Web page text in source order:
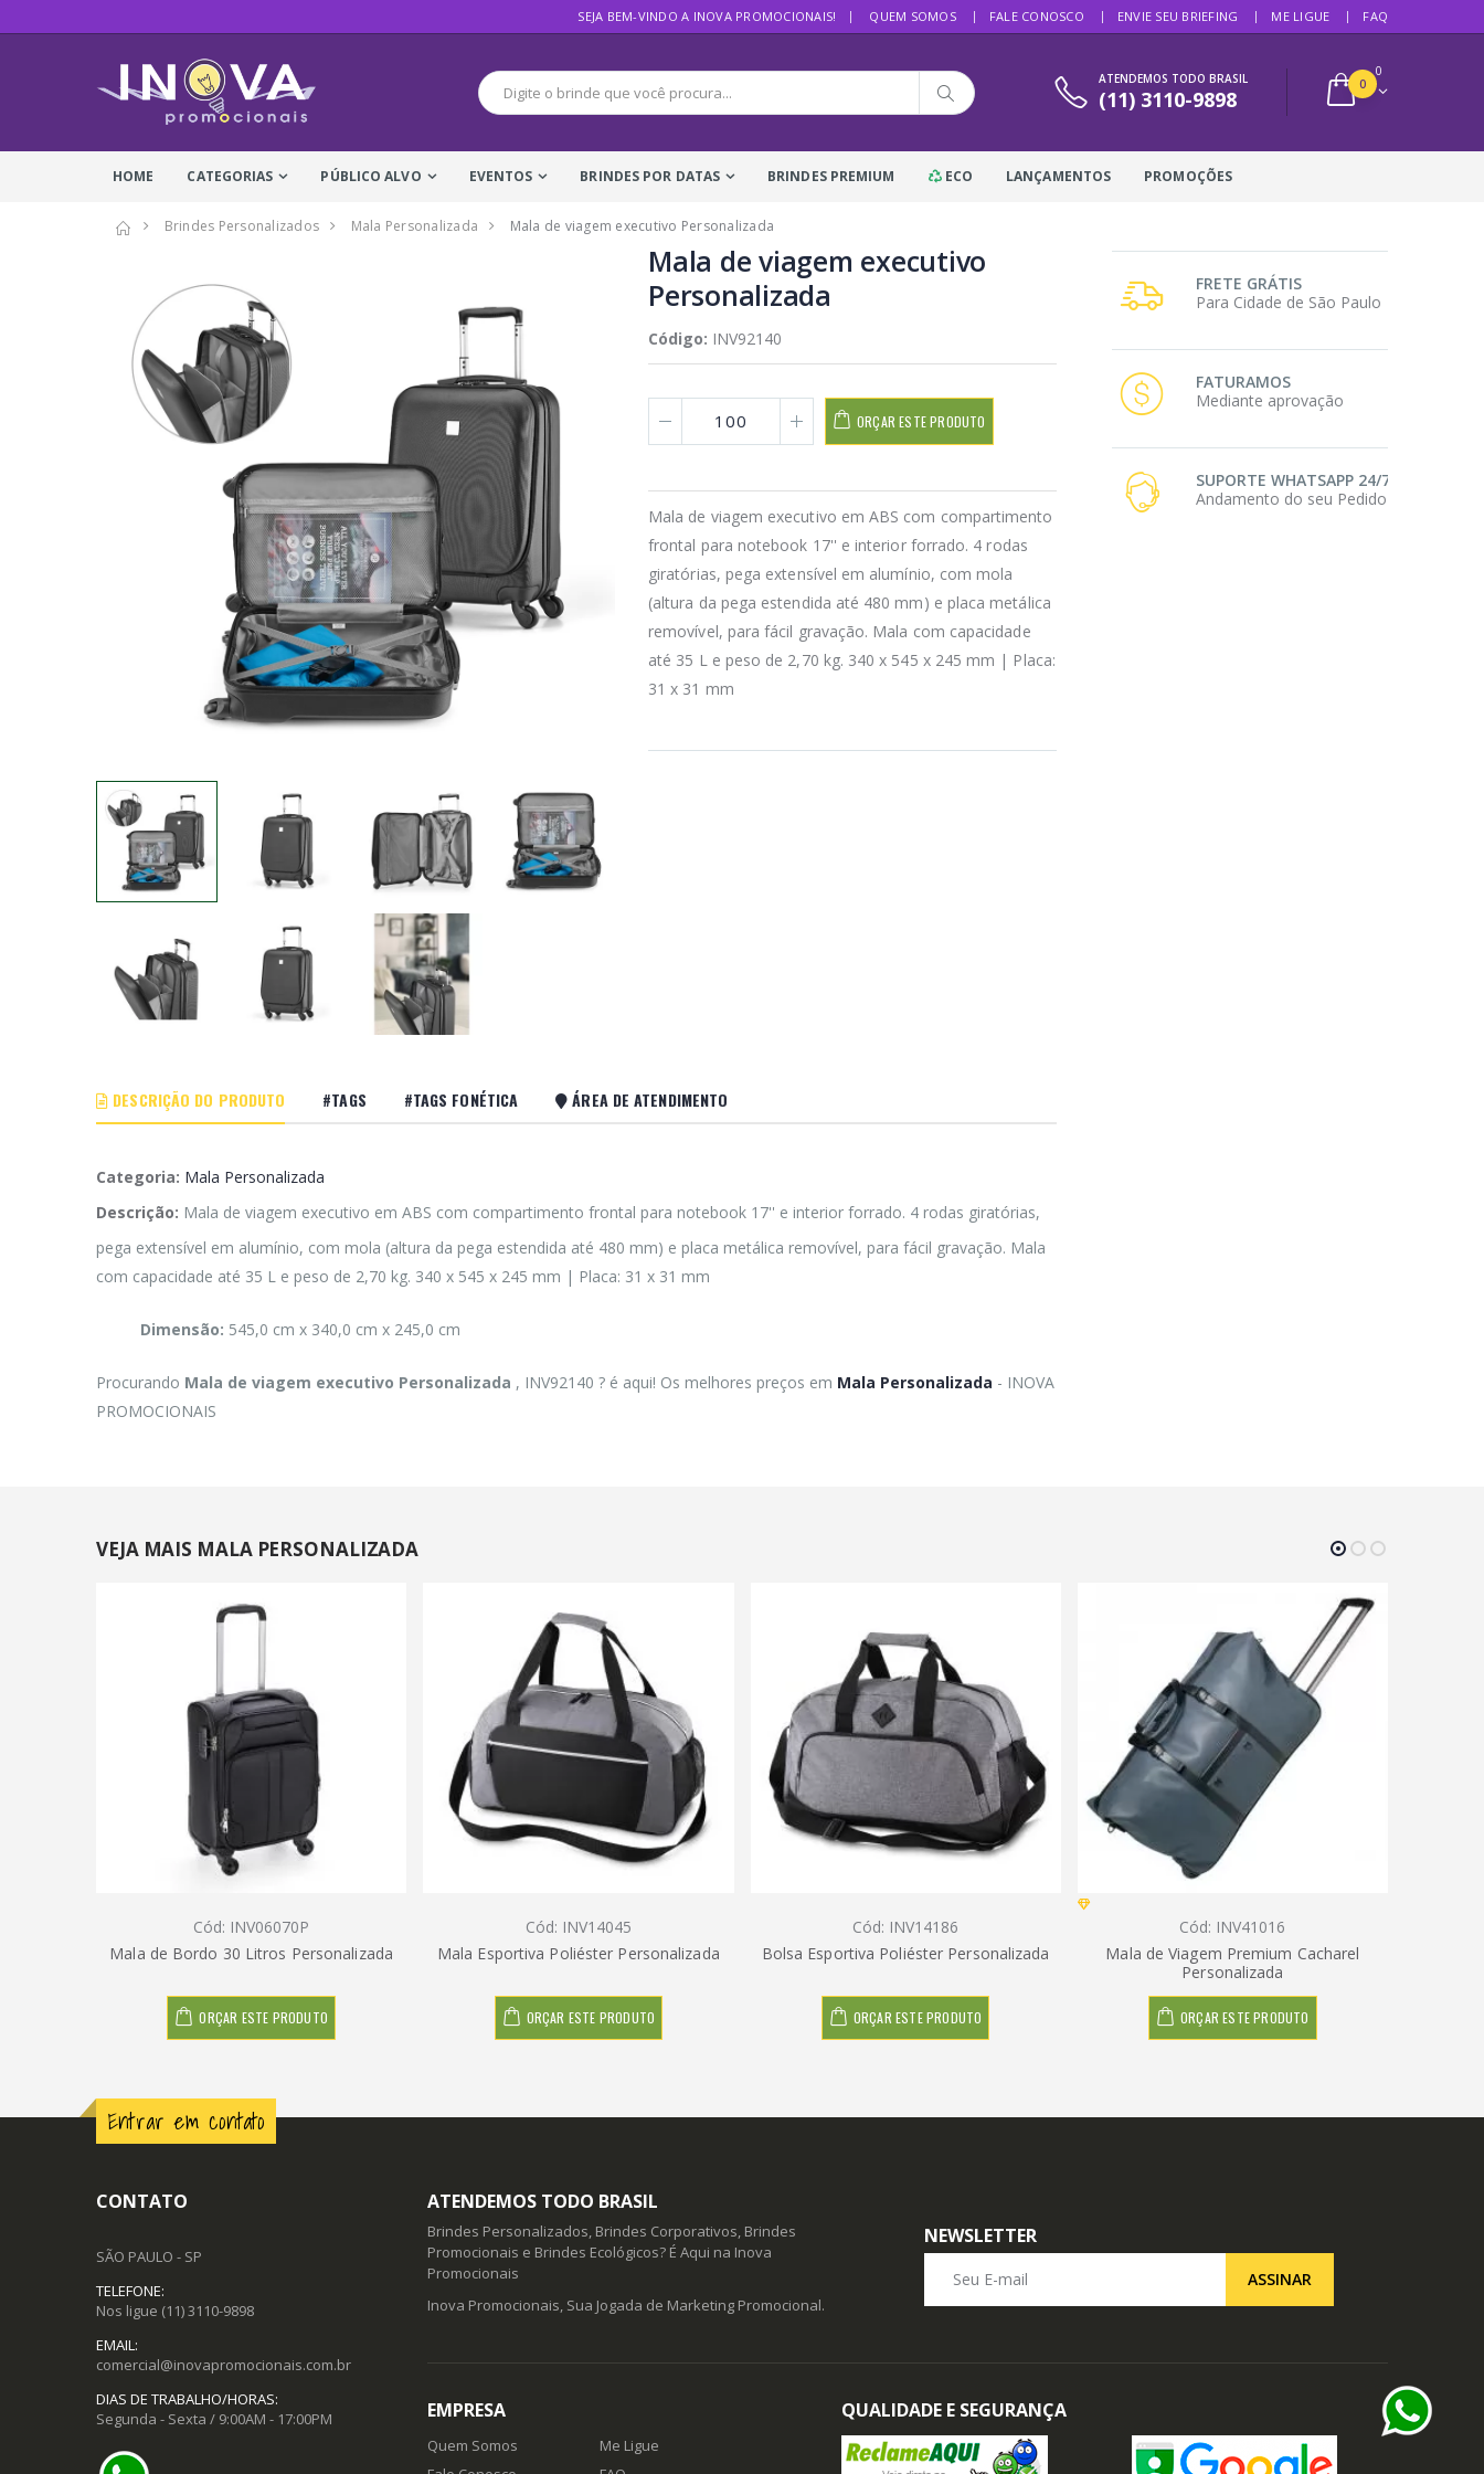
SEJA BEM-VINDO A INOVA PROMOCIONAIS! QUEM SOMOS FALE CONOSCO ENVIE SEU BRIEFING ME LIGUE FAQ
ATENDEMOS TODO BRASIL
(11) 3110-9898
0
0
HOME CATEGORIAS PÚBLICO ALVO EVENTOS BRINDES POR DATAS BRINDES PREMIUM ECO LANÇAMENTOS PROMOÇÕES
Brindes Personalizados Mala Personalizada Mala de viagem executivo Personalizada
Mala de viagem executivo
Personalizada
Código: INV92140
ORÇAR ESTE PRODUTO
Mala de viagem executivo em ABS com compartimento
frontal para notebook 17'' e interior forrado. 4 rodas
giratórias, pega extensível em alumínio, com mola
(altura da pega estendida até 480 mm) e placa metálica
removível, para fácil gravação. Mala com capacidade
até 35 L e peso de 2,70 kg. 340 x 545 x 245 mm | Placa:
31 x 31 mm
DESCRIÇÃO DO PRODUTO #TAGS #TAGS FONÉTICA ÁREA DE ATENDIMENTO
Categoria: Mala Personalizada
Descrição: Mala de viagem executivo em ABS com compartimento frontal para notebook 17'' e interior forrado. 4 rodas giratórias,
pega extensível em alumínio, com mola (altura da pega estendida até 480 mm) e placa metálica removível, para fácil gravação. Mala
com capacidade até 35 L e peso de 2,70 kg. 340 x 545 x 245 mm | Placa: 31 x 31 mm
Dimensão: 545,0 cm x 340,0 cm x 245,0 cm
Procurando Mala de viagem executivo Personalizada , INV92140 ? é aqui! Os melhores preços em Mala Personalizada - INOVA
PROMOCIONAIS
FRETE GRÁTIS
Para Cidade de São Paulo
FATURAMOS
Mediante aprovação
SUPORTE WHATSAPP 24/7
Andamento do seu Pedido
VEJA MAIS MALA PERSONALIZADA
Cód: INV06070P
Mala de Bordo 30 Litros Personalizada
ORÇAR ESTE PRODUTO
Cód: INV14045
Mala Esportiva Poliéster Personalizada
ORÇAR ESTE PRODUTO
Cód: INV14186
Bolsa Esportiva Poliéster Personalizada
ORÇAR ESTE PRODUTO
Cód: INV41016
Mala de Viagem Premium Cacharel
Personalizada
ORÇAR ESTE PRODUTO
Entrar em contato
CONTATO
SÃO PAULO - SP
TELEFONE:
Nos ligue (11) 3110-9898
EMAIL:
comercial@inovapromocionais.com.br
DIAS DE TRABALHO/HORAS:
Segunda - Sexta / 9:00AM - 17:00PM
ATENDEMOS TODO BRASIL
Brindes Personalizados, Brindes Corporativos, Brindes
Promocionais e Brindes Ecológicos? É Aqui na Inova
Promocionais
Inova Promocionais, Sua Jogada de Marketing Promocional.
NEWSLETTER
ASSINAR
EMPRESA
Quem Somos
Me Ligue
QUALIDADE E SEGURANÇA